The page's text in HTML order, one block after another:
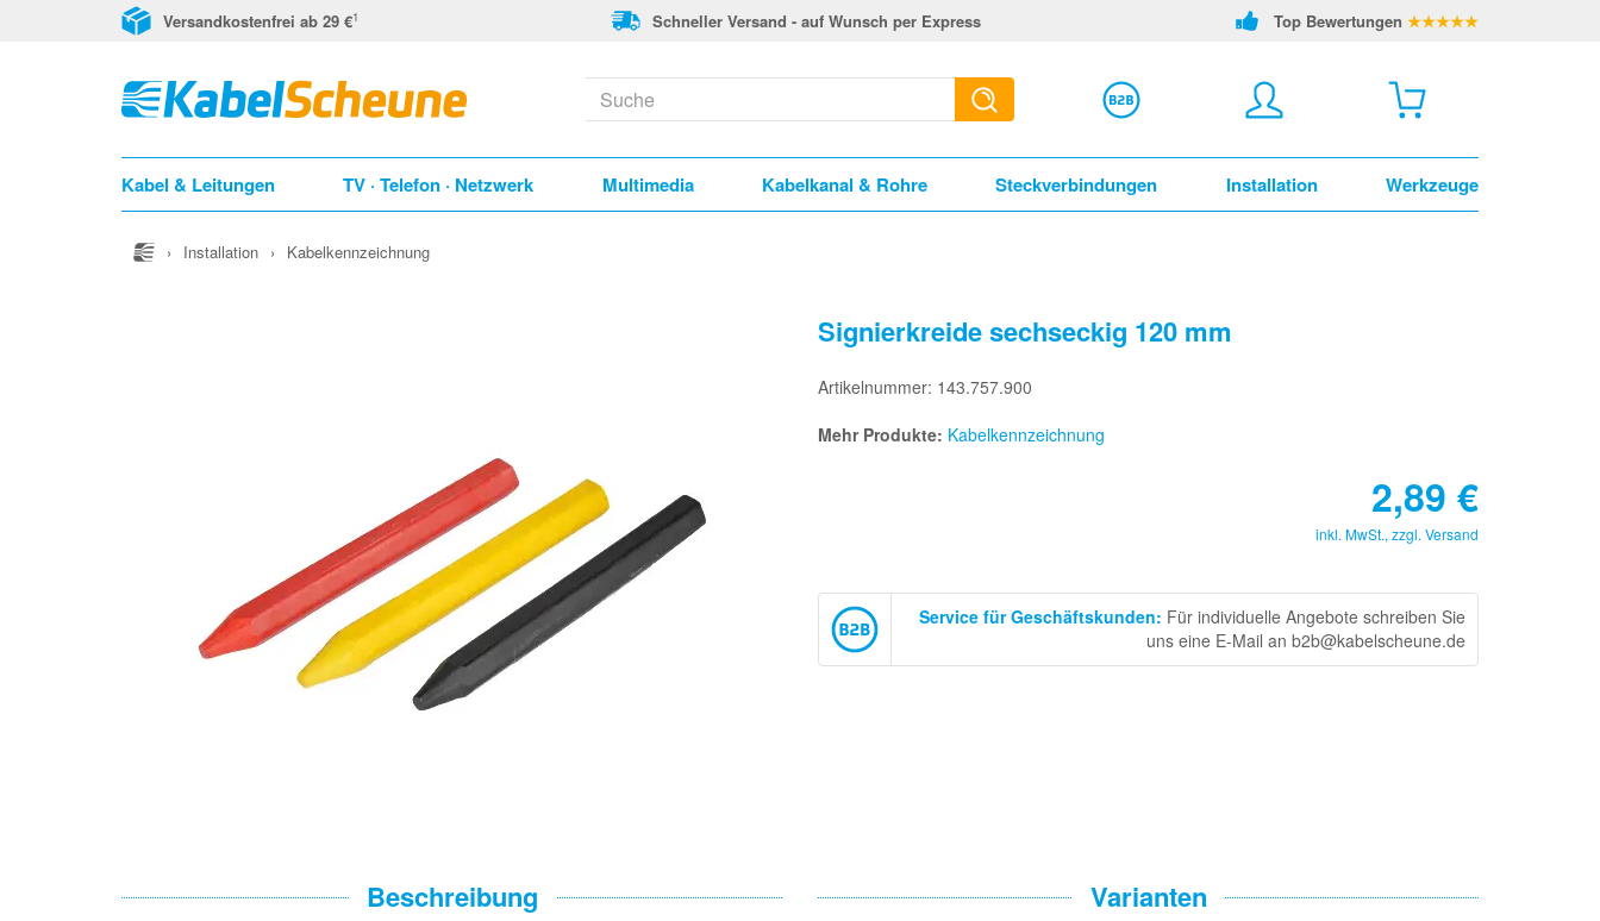
Versandkostenfrei ab 29 €1 Schneller Versand - auf Wunsch per Express Top Bewertungen ★★★★★
Kabel & Leitungen TV · Telefon · Netzwerk Multimedia Kabelkanal & Rohre Steckverbindungen Installation Werkzeuge
› Installation › Kabelkennzeichnung
Signierkreide sechseckig 120 mm
Artikelnummer: 143.757.900
Mehr Produkte: Kabelkennzeichnung
2,89 €
inkl. MwSt., zzgl. Versand
Service für Geschäftskunden: Für individuelle Angebote schreiben Sie
uns eine E-Mail an b2b@kabelscheune.de
Varianten
Beschreibung